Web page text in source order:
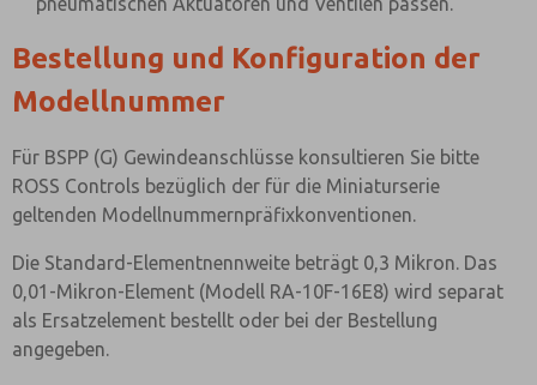
Bestellung und Konfiguration der
Modellnummer
Für BSPP (G) Gewindeanschlüsse konsultieren Sie bitte
ROSS Controls bezüglich der für die Miniaturserie
geltenden Modellnummernpräfixkonventionen.
Die Standard-Elementnennweite beträgt 0,3 Mikron. Das
0,01-Mikron-Element (Modell RA-10F-16E8) wird separat
als Ersatzelement bestellt oder bei der Bestellung
angegeben.